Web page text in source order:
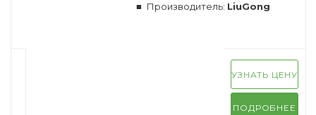
Производитель: LiuGong
УЗНАТЬ ЦЕНУ
ПОДРОБНЕЕ